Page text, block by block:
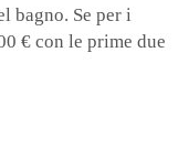
bagno. Se per i
€ con le prime due